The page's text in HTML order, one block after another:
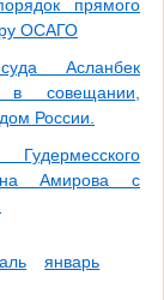
прямого
ОСАГО
Асланбек
совещании,
России.
Гудермесского
Амирова с
январь